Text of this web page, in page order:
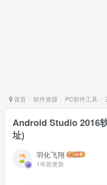
首页 软件资源 PC软件工具
Android Studio 2016
址)
羽化飞翔
1年前更新